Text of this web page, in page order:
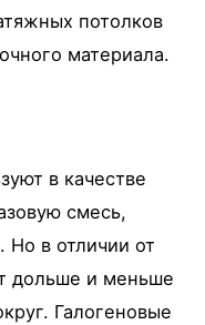
потолков
материала.
в качестве
смесь,
Но в отличии от
дольше и меньше
Галогеновые